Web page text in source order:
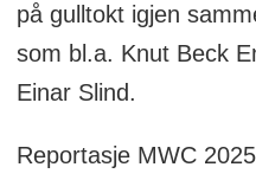
på gulltokt igjen
som bl.a. Knut Beck
Einar Slind.
Reportasje MWC